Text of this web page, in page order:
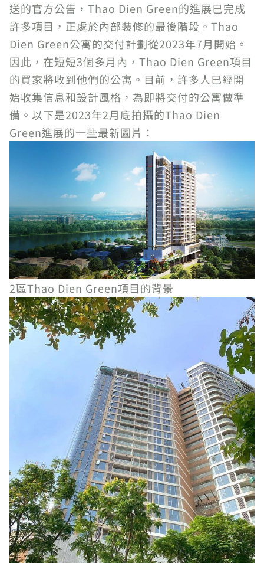
送的官方公告，Thao Dien Green的進展已完成
許多項目，正處於內部裝修的最後階段。Thao
Dien Green公寓的交付計劃從2023年7月開始。
因此，在短短3個多月內，Thao Dien Green項目
的買家將收到他們的公寓。目前，許多人已經開
始收集信息和設計風格，為即將交付的公寓做準
備。以下是2023年2月底拍攝的Thao Dien
Green進展的一些最新圖片：
2區Thao Dien Green項目的背景